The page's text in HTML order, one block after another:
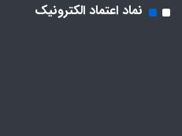
نماد اعتماد الکترونیک